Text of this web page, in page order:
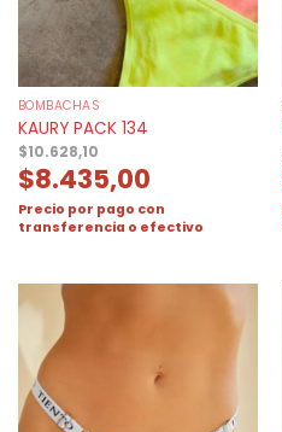
BOMBACHAS
KAURY PACK 134
$10.628,10
$8.435,00
Precio por pago con
transferencia o efectivo